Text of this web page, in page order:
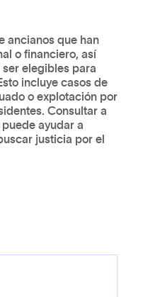
ancianos que han
o financiero, así
elegibles para
incluye casos de
o explotación por
Consultar a
ayudar a
justicia por el